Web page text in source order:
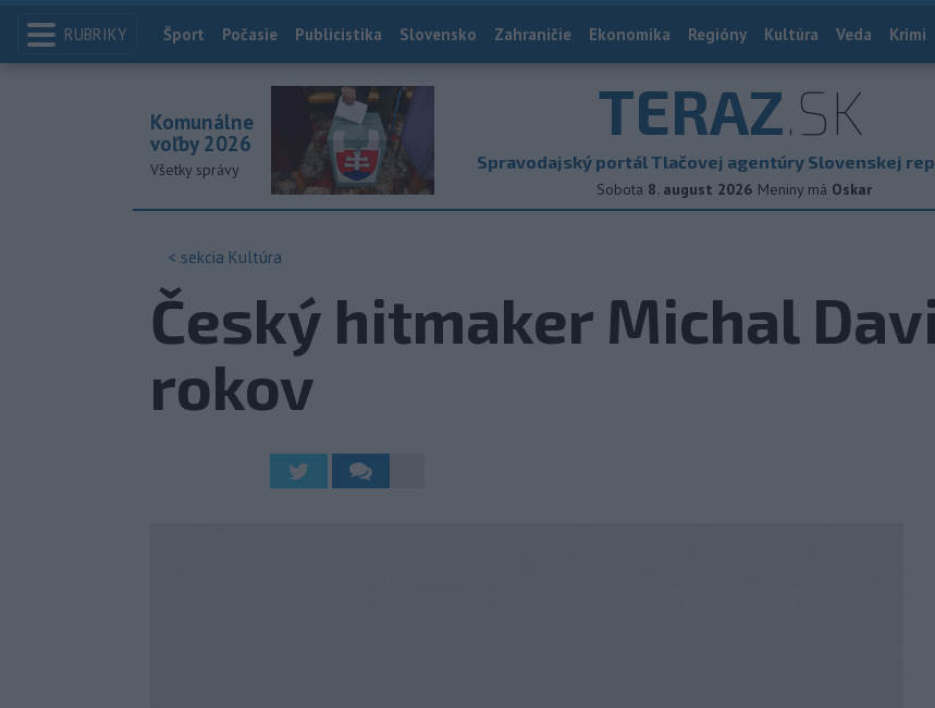
RUBRIKY Index
Šport Počasie Publicistika Slovensko Zahraničie Ekonomika Regióny Kultúra Veda Krimi
TERAZ.SK
Spravodajský portál Tlačovej agentúry Slovenskej
Sobota 8. august 2026 Meniny má Oskar
Komunálne
voľby 2026
Všetky správy
< sekcia Kultúra
Český hitmaker Michal
rokov